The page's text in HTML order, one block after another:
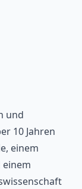
und
10 Jahren
einem